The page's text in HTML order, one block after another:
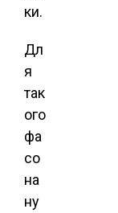
ки.
Дл
я
так
ого
фа
со
на
ну